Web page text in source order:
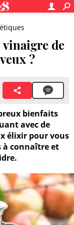
de
?
bienfaits
avec de
élixir pour vous
à connaître et